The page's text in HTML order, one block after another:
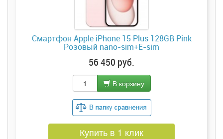
Смартфон Apple iPhone 15 Plus 128GB Pink
Розовый nano-sim+E-sim
56 450 руб.
В корзину
Купить в 1 клик